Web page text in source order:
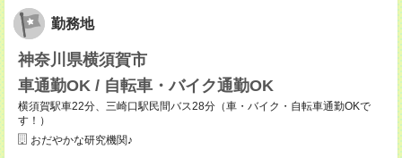
勤務地
神奈川県横須賀市
車通勤OK / 自転車・バイク通勤OK
横須賀駅車22分、三崎口駅民間バス28分（車・バイク・自転車通勤OKで
す！）
おだやかな研究機関♪